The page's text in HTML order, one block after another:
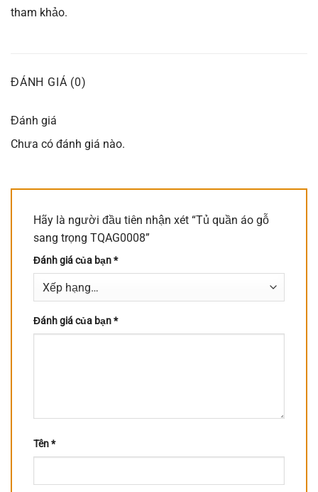
tham khảo.
ĐÁNH GIÁ (0)
Đánh giá
Chưa có đánh giá nào.
Hãy là người đầu tiên nhận xét “Tủ quần áo gỗ
sang trọng TQAG0008”
Đánh giá của bạn*
Đánh giá của bạn*
Tên*